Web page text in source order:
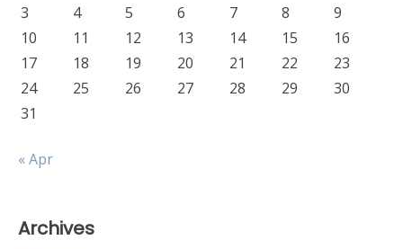
3
4 5 6 7 8
9
10
11 12 13 14 15
16
17
18 19 20 21 22
23
24
25 26 27 28 29
30
31
« Apr
Archives